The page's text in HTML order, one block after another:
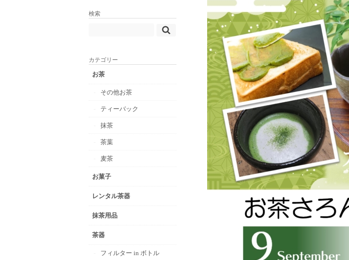
検索
カテゴリー
お茶
その他お茶
ティーバック
抹茶
茶葉
麦茶
お菓子
レンタル茶器
抹茶用品
茶器
フィルター in ボトル